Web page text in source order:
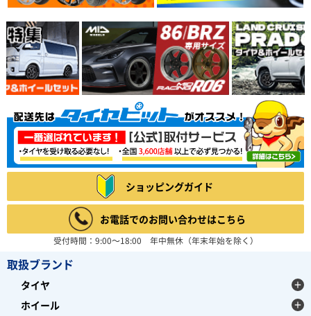
ショッピングガイド
お電話でのお問い合わせはこちら
受付時間：9:00～18:00 年中無休（年末年始を除く）
取扱ブランド
タイヤ
ホイール